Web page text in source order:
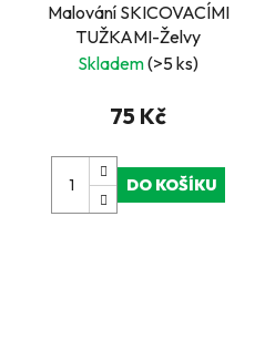
Malování SKICOVACÍMI
TUŽKAMI-Želvy
Skladem(>5 ks)
75 Kč
DO KOŠÍKU